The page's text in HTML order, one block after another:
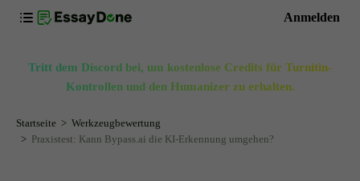
Anmelden
Tritt dem Discord bei, um kostenlose Credits für Turnitin-
Kontrollen und den Humanizer zu erhalten.
Startseite
Werkzeugbewertung
Praxistest: Kann Bypass.ai die KI-Erkennung umgehen?